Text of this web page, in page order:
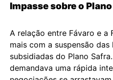
Impasse sobre o
A relação entre Fávaro e a
mais com a suspensão
subsidiadas do Plano
demandava uma rápida